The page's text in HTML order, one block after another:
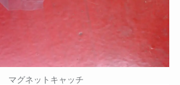
マグネットキャッチ